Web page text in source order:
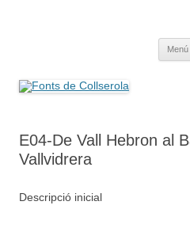
Menú
E04-De Vall Hebron al
Vallvidrera
Descripció inicial